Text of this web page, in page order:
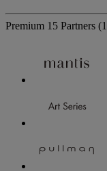
Premium 15 Partners